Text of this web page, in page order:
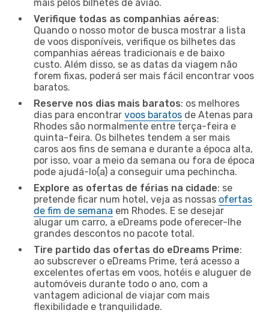
mais pelos bilhetes de avião.
Verifique todas as companhias aéreas:
Quando o nosso motor de busca mostrar a lista
de voos disponíveis, verifique os bilhetes das
companhias aéreas tradicionais e de baixo
custo. Além disso, se as datas da viagem não
forem fixas, poderá ser mais fácil encontrar voos
baratos.
Reserve nos dias mais baratos: os melhores
dias para encontrar voos baratos de Atenas para
Rhodes são normalmente entre terça-feira e
quinta-feira. Os bilhetes tendem a ser mais
caros aos fins de semana e durante a época alta,
por isso, voar a meio da semana ou fora de época
pode ajudá-lo(a) a conseguir uma pechincha.
Explore as ofertas de férias na cidade: se
pretende ficar num hotel, veja as nossas ofertas
de fim de semana em Rhodes. E se desejar
alugar um carro, a eDreams pode oferecer-lhe
grandes descontos no pacote total.
Tire partido das ofertas do eDreams Prime:
ao subscrever o eDreams Prime, terá acesso a
excelentes ofertas em voos, hotéis e aluguer de
automóveis durante todo o ano, com a
vantagem adicional de viajar com mais
flexibilidade e tranquilidade.